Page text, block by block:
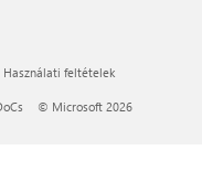
Használati feltételek
© Microsoft 2026